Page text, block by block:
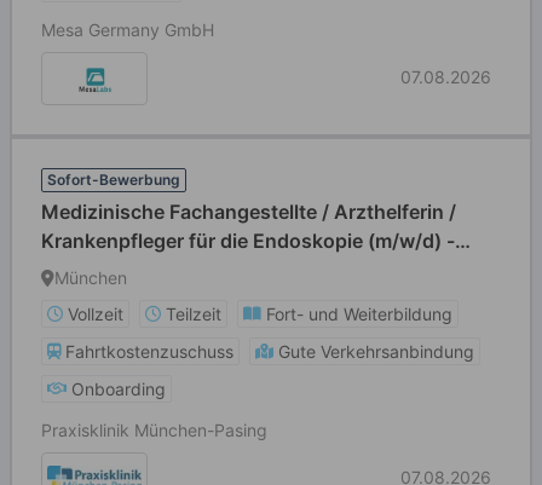
Mesa Germany GmbH
07.08.2026
Sofort-Bewerbung
Medizinische Fachangestellte / Arzthelferin /
Krankenpfleger für die Endoskopie (m/w/d) -
Vollzeit / Teilzeit
München
Vollzeit
Teilzeit
Fort- und Weiterbildung
Fahrtkostenzuschuss
Gute Verkehrsanbindung
Onboarding
Praxisklinik München-Pasing
07.08.2026